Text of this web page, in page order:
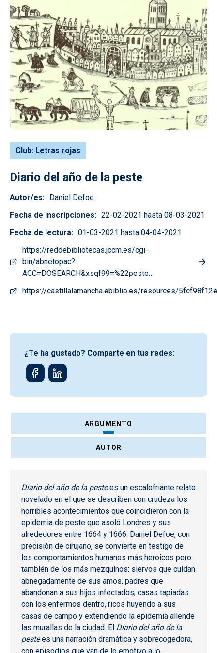
Club Letras rojas
Diario del año de la peste
Autor/es
Daniel Defoe
Fecha de inscripciones
22-02-2021 hasta 08-03-2021
Fecha de lectura
01-03-2021 hasta 04-04-2021
https://reddebibliotecas.jccm.es/cgi-
bin/abnetopac?
ACC=DOSEARCH&xsqf99=%22peste…
https://castillalamancha.ebiblio.es/resources/
¿Te ha gustado? Comparte en tus redes:
ARGUMENTO
AUTOR
Diario del año de la pestees un escalofriante relato
novelado en el que se describen con crudeza los
horribles acontecimientos que coincidieron con la
epidemia de peste que asoló Londres y sus
alrededores entre 1664 y 1666. Daniel Defoe, con
precisión de cirujano, se convierte en testigo de
los comportamientos humanos más heroicos pero
también de los más mezquinos: siervos que cuidan
abnegadamente de sus amos, padres que
abandonan a sus hijos infectados, casas tapiadas
con los enfermos dentro, ricos huyendo a sus
casas de campo y extendiendo la epidemia allende
las murallas de la ciudad. El Diario del año de la
pestees una narración dramática y sobrecogedora,
con episodios que van de lo emotivo a lo